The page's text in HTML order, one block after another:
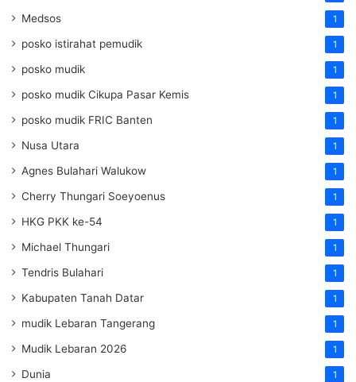
Medsos 1
posko istirahat pemudik 1
posko mudik 1
posko mudik Cikupa Pasar Kemis 1
posko mudik FRIC Banten 1
Nusa Utara 1
Agnes Bulahari Walukow 1
Cherry Thungari Soeyoenus 1
HKG PKK ke-54 1
Michael Thungari 1
Tendris Bulahari 1
Kabupaten Tanah Datar 1
mudik Lebaran Tangerang 1
Mudik Lebaran 2026 1
Dunia 1